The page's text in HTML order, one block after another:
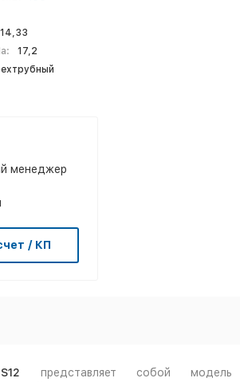
14,33
17,2
менеджер
/ КП
представляет собой модель